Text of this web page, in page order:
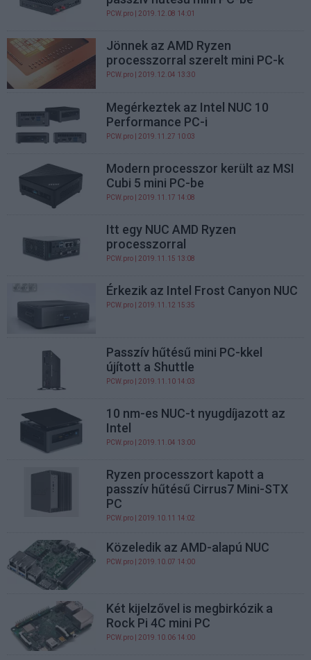
PCW.pro | 2019.12.08 14:01
Jönnek az AMD Ryzen
processzorral szerelt mini PC-k
PCW.pro | 2019.12.04 13:30
Megérkeztek az Intel NUC 10
Performance PC-i
PCW.pro | 2019.11.27 10:03
Modern processzor került az MSI
Cubi 5 mini PC-be
PCW.pro | 2019.11.17 14:08
Itt egy NUC AMD Ryzen
processzorral
PCW.pro | 2019.11.15 13:08
Érkezik az Intel Frost Canyon NUC
PCW.pro | 2019.11.12 15:35
Passzív hűtésű mini PC-kkel
újított a Shuttle
PCW.pro | 2019.11.10 14:03
10 nm-es NUC-t nyugdíjazott az
Intel
PCW.pro | 2019.11.04 13:00
Ryzen processzort kapott a
passzív hűtésű Cirrus7 Mini-STX
PC
PCW.pro | 2019.10.11 14:02
Közeledik az AMD-alapú NUC
PCW.pro | 2019.10.07 14:00
Két kijelzővel is megbirkózik a
Rock Pi 4C mini PC
PCW.pro | 2019.10.06 14:00